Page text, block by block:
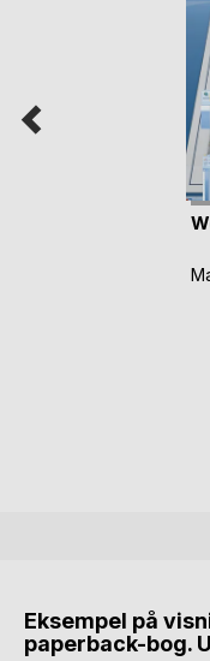
Eksempel på
paperback-bog.